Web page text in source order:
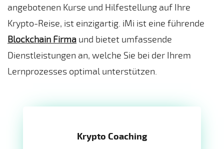
angebotenen Kurse und Hilfestellung auf Ihre
Krypto-Reise, ist einzigartig. iMi ist eine führende
Blockchain Firma und bietet umfassende
Dienstleistungen an, welche Sie bei der Ihrem
Lernprozesses optimal unterstützen.
Krypto Coaching